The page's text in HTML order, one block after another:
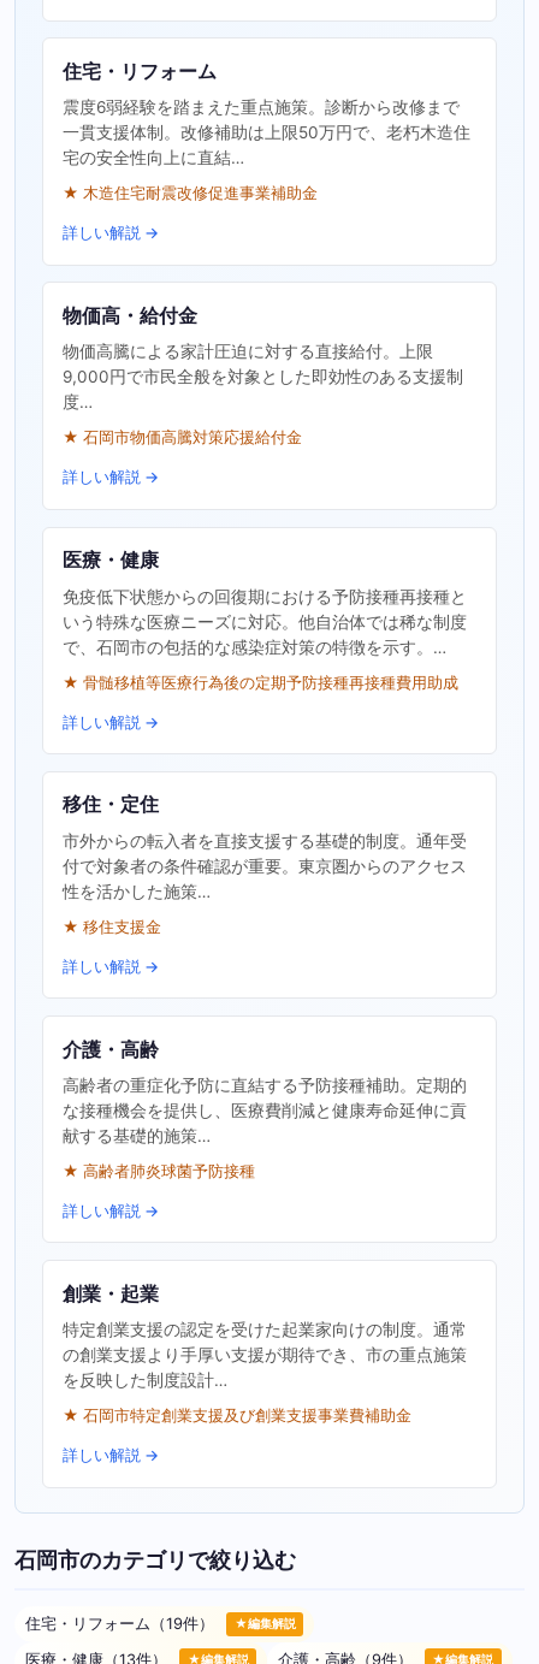
住宅・リフォーム
震度6弱経験を踏まえた重点施策。診断から改修まで
一貫支援体制。改修補助は上限50万円で、老朽木造住
宅の安全性向上に直結…
★ 木造住宅耐震改修促進事業補助金
詳しい解説 →
物価高・給付金
物価高騰による家計圧迫に対する直接給付。上限
9,000円で市民全般を対象とした即効性のある支援制
度…
★ 石岡市物価高騰対策応援給付金
詳しい解説 →
医療・健康
免疫低下状態からの回復期における予防接種再接種と
いう特殊な医療ニーズに対応。他自治体では稀な制度
で、石岡市の包括的な感染症対策の特徴を示す。…
★ 骨髄移植等医療行為後の定期予防接種再接種費用助成
詳しい解説 →
移住・定住
市外からの転入者を直接支援する基礎的制度。通年受
付で対象者の条件確認が重要。東京圏からのアクセス
性を活かした施策…
★ 移住支援金
詳しい解説 →
介護・高齢
高齢者の重症化予防に直結する予防接種補助。定期的
な接種機会を提供し、医療費削減と健康寿命延伸に貢
献する基礎的施策…
★ 高齢者肺炎球菌予防接種
詳しい解説 →
創業・起業
特定創業支援の認定を受けた起業家向けの制度。通常
の創業支援より手厚い支援が期待でき、市の重点施策
を反映した制度設計…
★ 石岡市特定創業支援及び創業支援事業費補助金
詳しい解説 →
石岡市のカテゴリで絞り込む
住宅・リフォーム（19件） ★編集解説
医療・健康（13件） ★編集解説 介護・高齢（9件） ★編集解説